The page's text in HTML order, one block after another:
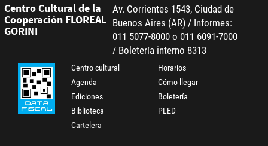
Centro Cultural de la
Cooperación FLOREAL
GORINI
Av. Corrientes 1543, Ciudad de
Buenos Aires (AR) / Informes:
011 5077-8000 o 011 6091-7000
/ Boletería interno 8313
Centro cultural
Agenda
Ediciones
Biblioteca
Cartelera
Horarios
Cómo llegar
Boletería
PLED